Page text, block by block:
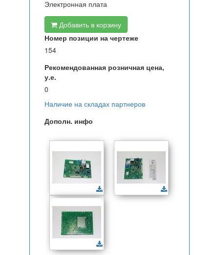
Электронная плата
Добавить в корзину
Номер позиции на чертеже
154
Рекомендованная розничная цена,
у.е.
0
Наличие на складах партнеров
Дополн. инфо